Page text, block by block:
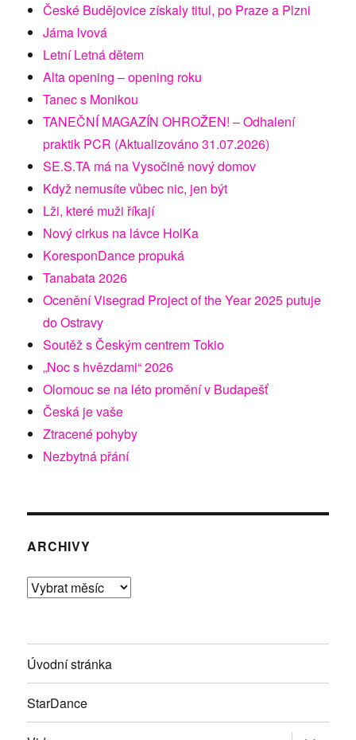
České Budějovice získaly titul, po Praze a Plzni
Jáma lvová
Letní Letná dětem
Alta opening – opening roku
Tanec s Monikou
TANEČNÍ MAGAZÍN OHROŽEN! – Odhalení
praktik PCR (Aktualizováno 31.07.2026)
SE.S.TA má na Vysočině nový domov
Když nemusíte vůbec nic, jen být
Lži, které muži říkají
Nový cirkus na lávce HolKa
KoresponDance propuká
Tanabata 2026
Ocenění Visegrad Project of the Year 2025 putuje
do Ostravy
Soutěž s Českým centrem Tokio
„Noc s hvězdami“ 2026
Olomouc se na léto promění v Budapešť
Česká je vaše
Ztracené pohyby
Nezbytná přání
ARCHIVY
Archivy
Úvodní stránka
StarDance